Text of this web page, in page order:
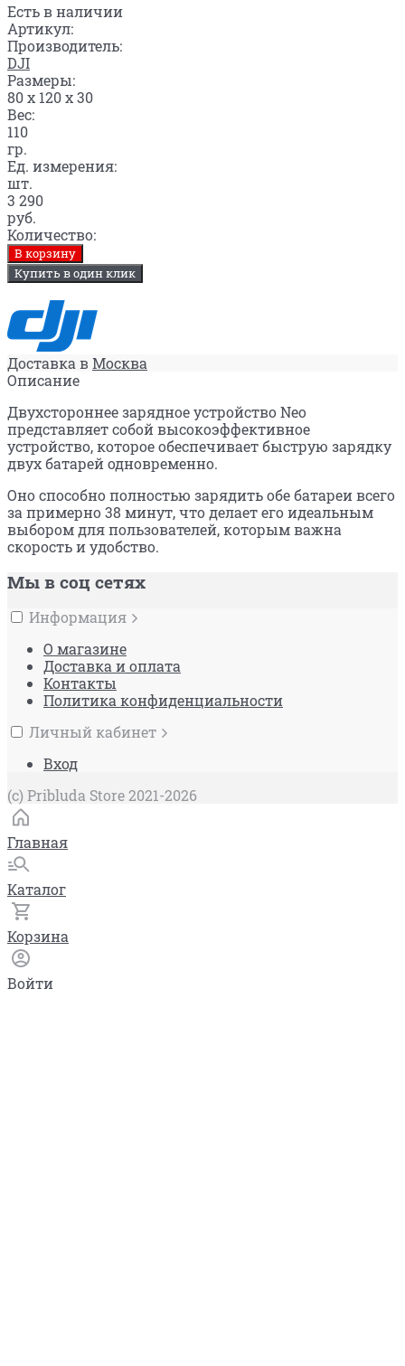
Есть в наличии
Артикул:
Производитель:
DJI
Размеры:
80 x 120 x 30
Вес:
110
гр.
Ед. измерения:
шт.
3 290
руб.
Количество:
В корзину
Купить в один клик
Доставка вМосква
Описание
Двухстороннее зарядное устройство Neo
представляет собой высокоэффективное
устройство, которое обеспечивает быструю зарядку
двух батарей одновременно.
Оно способно полностью зарядить обе батареи всего
за примерно 38 минут, что делает его идеальным
выбором для пользователей, которым важна
скорость и удобство.
Мы в соц сетях
Информация
О магазине
Доставка и оплата
Контакты
Политика конфиденциальности
Личный кабинет
Вход
(c) Pribluda Store 2021-2026
Главная
Каталог
Корзина
Войти